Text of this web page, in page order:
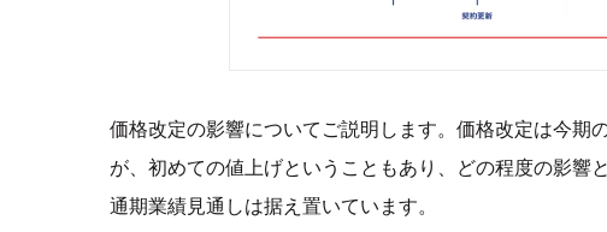
価格改定の影響についてご説明します。価格改定は今期
が、初めての値上げということもあり、どの程度の影響
通期業績見通しは据え置いています。